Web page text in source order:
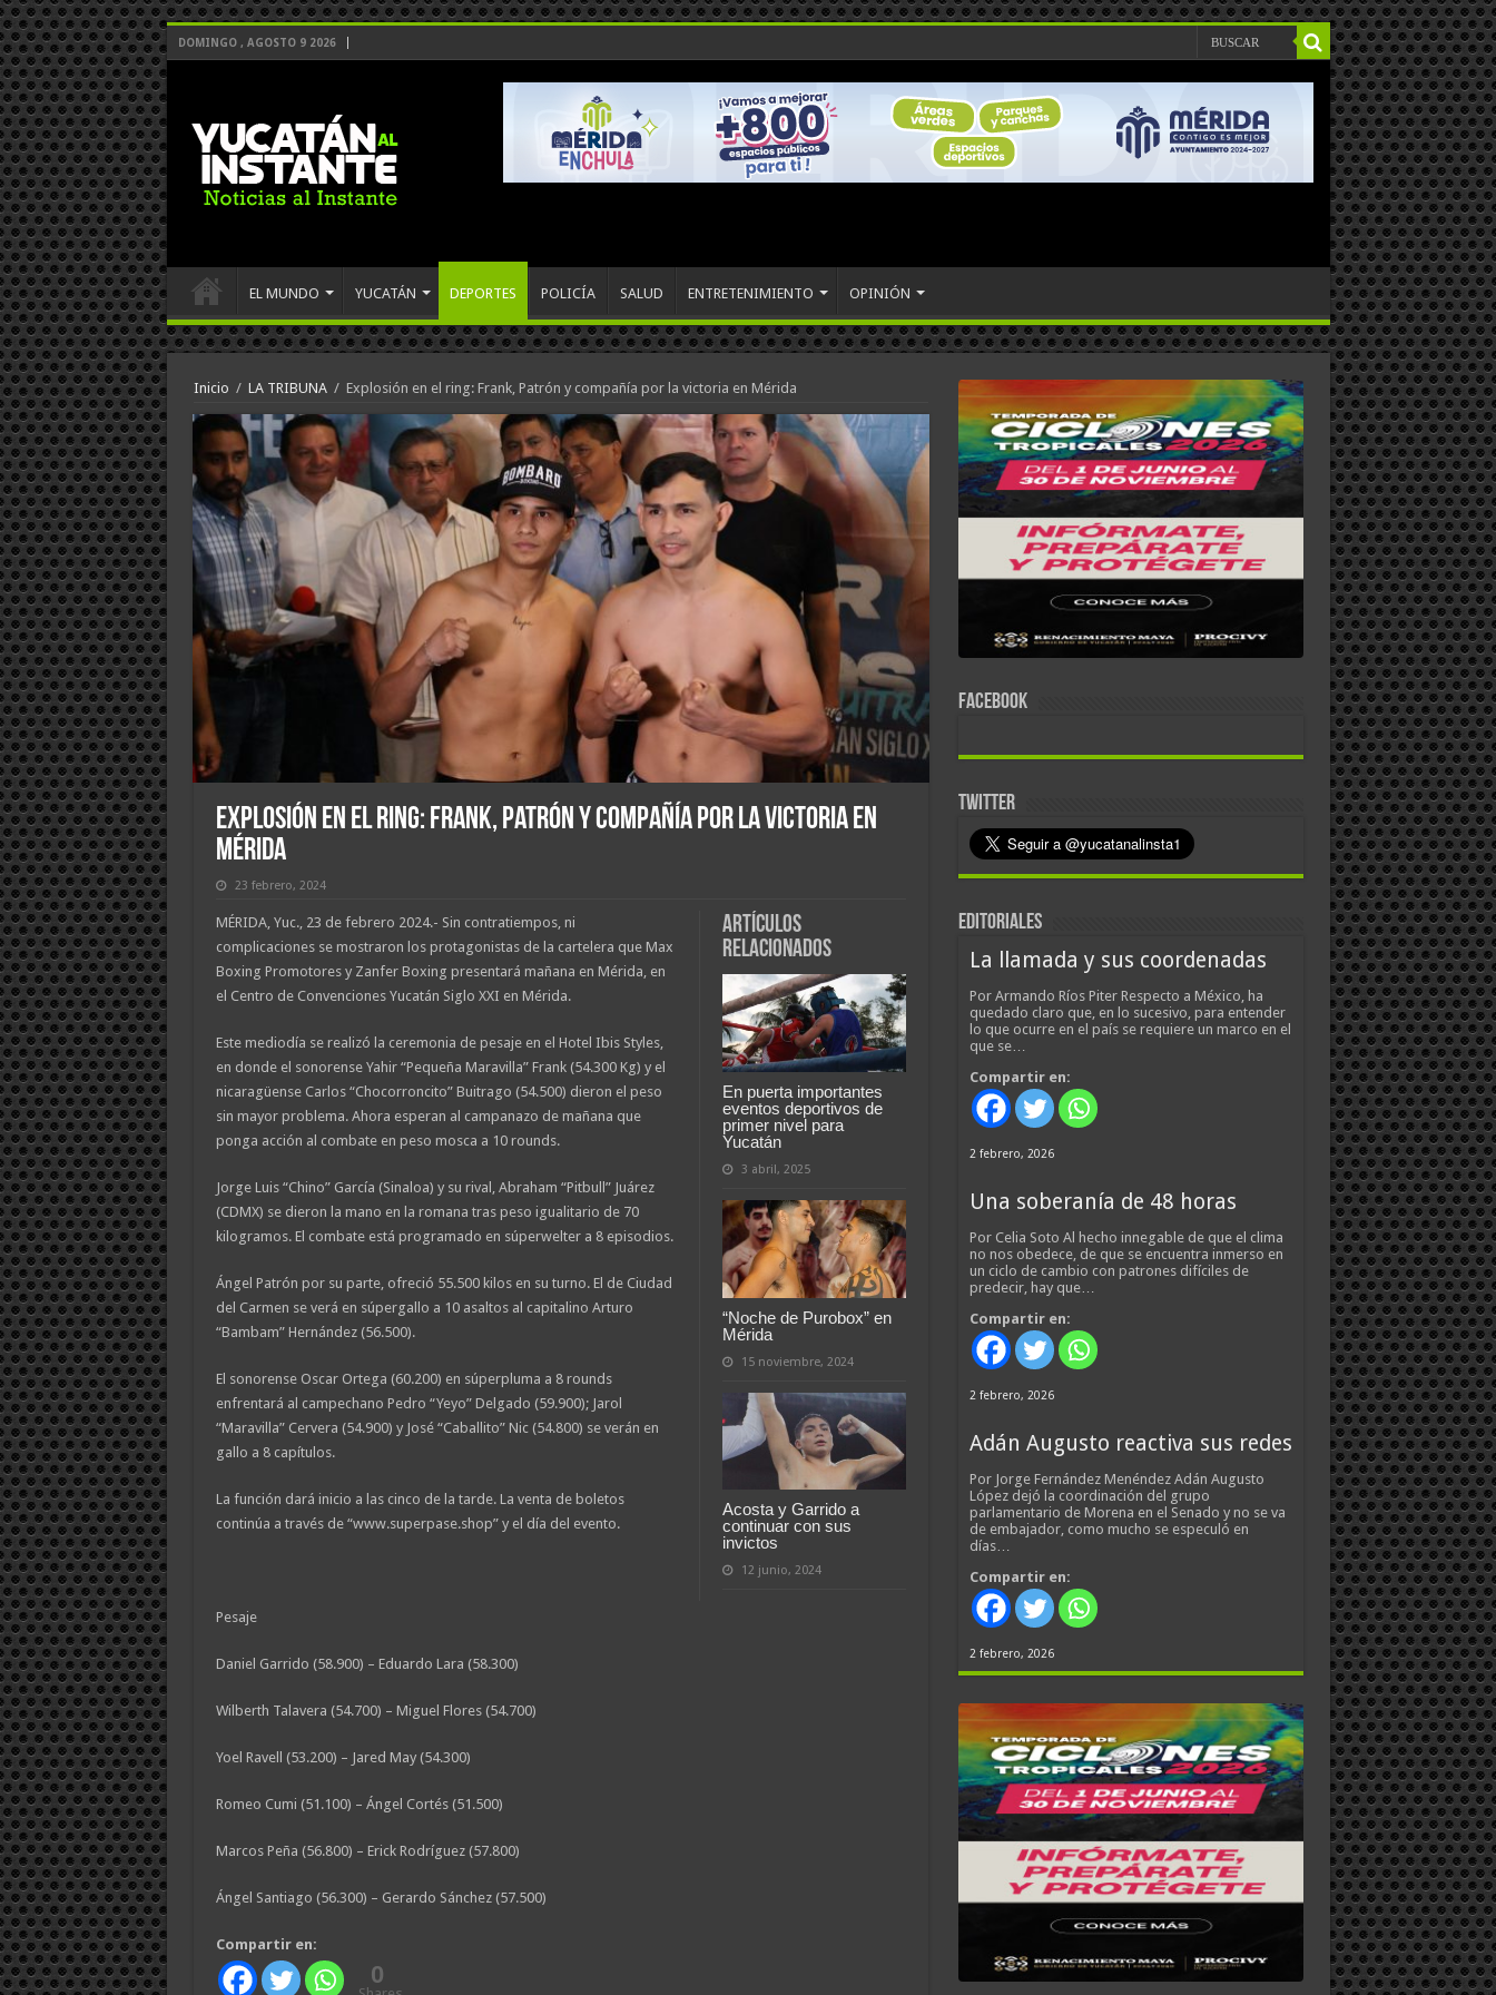
DOMINGO , AGOSTO 9 2026
EL MUNDO YUCATÁN DEPORTES POLICÍA SALUD ENTRETENIMIENTO OPINIÓN
Inicio / LA TRIBUNA / Explosión en el ring: Frank, Patrón y compañía por la victoria en Mérida
Explosión en el ring: Frank, Patrón y compañía por la victoria en
Mérida
23 febrero, 2024
Artículos
relacionados
En puerta importantes
eventos deportivos de
primer nivel para
Yucatán
3 abril, 2025
“Noche de Purobox” en
Mérida
15 noviembre, 2024
Acosta y Garrido a
continuar con sus
invictos
12 junio, 2024
MÉRIDA, Yuc., 23 de febrero 2024.- Sin contratiempos, ni
complicaciones se mostraron los protagonistas de la cartelera que Max
Boxing Promotores y Zanfer Boxing presentará mañana en Mérida, en
el Centro de Convenciones Yucatán Siglo XXI en Mérida.
Este mediodía se realizó la ceremonia de pesaje en el Hotel Ibis Styles,
en donde el sonorense Yahir “Pequeña Maravilla” Frank (54.300 Kg) y el
nicaragüense Carlos “Chocorroncito” Buitrago (54.500) dieron el peso
sin mayor problema. Ahora esperan al campanazo de mañana que
ponga acción al combate en peso mosca a 10 rounds.
Jorge Luis “Chino” García (Sinaloa) y su rival, Abraham “Pitbull” Juárez
(CDMX) se dieron la mano en la romana tras peso igualitario de 70
kilogramos. El combate está programado en súperwelter a 8 episodios.
Ángel Patrón por su parte, ofreció 55.500 kilos en su turno. El de Ciudad
del Carmen se verá en súpergallo a 10 asaltos al capitalino Arturo
“Bambam” Hernández (56.500).
El sonorense Oscar Ortega (60.200) en súperpluma a 8 rounds
enfrentará al campechano Pedro “Yeyo” Delgado (59.900); Jarol
“Maravilla” Cervera (54.900) y José “Caballito” Nic (54.800) se verán en
gallo a 8 capítulos.
La función dará inicio a las cinco de la tarde. La venta de boletos
continúa a través de “www.superpase.shop” y el día del evento.
Pesaje
Daniel Garrido (58.900) – Eduardo Lara (58.300)
Wilberth Talavera (54.700) – Miguel Flores (54.700)
Yoel Ravell (53.200) – Jared May (54.300)
Romeo Cumi (51.100) – Ángel Cortés (51.500)
Marcos Peña (56.800) – Erick Rodríguez (57.800)
Ángel Santiago (56.300) – Gerardo Sánchez (57.500)
Compartir en:
0
FACEBOOK
TWITTER
EDITORIALES
La llamada y sus coordenadas
Por Armando Ríos Piter Respecto a México, ha
quedado claro que, en lo sucesivo, para entender
lo que ocurre en el país se requiere un marco en el
que se…
Compartir en:
2 febrero, 2026
Una soberanía de 48 horas
Por Celia Soto Al hecho innegable de que el clima
no nos obedece, de que se encuentra inmerso en
un ciclo de cambio con patrones difíciles de
predecir, hay que…
Compartir en:
2 febrero, 2026
Adán Augusto reactiva sus redes
Por Jorge Fernández Menéndez Adán Augusto
López dejó la coordinación del grupo
parlamentario de Morena en el Senado y no se va
de embajador, como mucho se especuló en
días…
Compartir en:
2 febrero, 2026